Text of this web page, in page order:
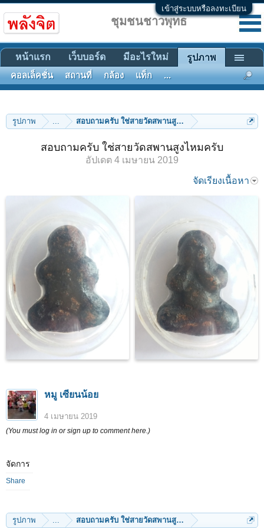
เข้าสู่ระบบหรือลงทะเบียน
รูปภาพ ... สอบถามครับ ใช่สายวัดสพานสูงไหมครับ
สอบถามครับ ใช่สายวัดสพานสูงไหมครับ
อัปเดต 4 เมษายน 2019
จัดเรียงเนื้อหา
หมู เซียนน้อย
4 เมษายน 2019
(You must log in or sign up to comment here.)
จัดการ
Share
รูปภาพ ... สอบถามครับ ใช่สายวัดสพานสูงไหมครับ
ชุมชนชาวพุทธ
หน้าแรก เว็บบอร์ด มีอะไรใหม่ รูปภาพ
คอลเล็คชั่น สถานที่ กล้อง แท็ก ...